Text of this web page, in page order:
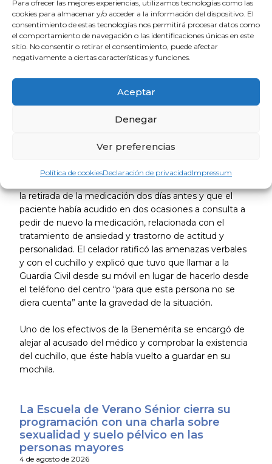
Para ofrecer las mejores experiencias, utilizamos tecnologías como las
cookies para almacenar y/o acceder a la información del dispositivo. El
consentimiento de estas tecnologías nos permitirá procesar datos como
el comportamiento de navegación o las identificaciones únicas en este
sitio. No consentir o retirar el consentimiento, puede afectar
negativamente a ciertas características y funciones.
Aceptar
Denegar
Ver preferencias
Política de cookiesDeclaración de privacidadImpressum
fisuras» y en línea con los expresados por el celador y
agente de la Guardia Civil.
En su defensa el ya condenado argumentó que entró
en el centro médico para pedir su medicación, que
«tenía ansiedad y no había dormido» y que el médico
se negó a dársela diciéndole que le «pinchaba en el
nuevamente la medicación», pero que él «no quería
trabajo». Que sacó el cuchillo al igual que otras cosas
medicamentos, pero en ningún momento amenazó a
la retirada de la medicación dos días antes y que el
paciente había acudido en dos ocasiones a consulta a
pedir de nuevo la medicación, relacionada con el
tratamiento de ansiedad y trastorno de actitud y
personalidad. El celador ratificó las amenazas verbales
y con el cuchillo y explicó que tuvo que llamar a la
Guardia Civil desde su móvil en lugar de hacerlo desde
el teléfono del centro “para que esta persona no se
diera cuenta” ante la gravedad de la situación.
Uno de los efectivos de la Benemérita se encargó de
alejar al acusado del médico y comprobar la existencia
del cuchillo, que éste había vuelto a guardar en su
mochila.
La Escuela de Verano Sénior cierra su
programación con una charla sobre
sexualidad y suelo pélvico en las
personas mayores
4 de agosto de 2026